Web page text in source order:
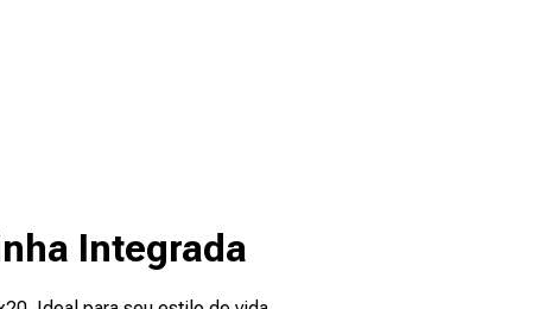
Integrada